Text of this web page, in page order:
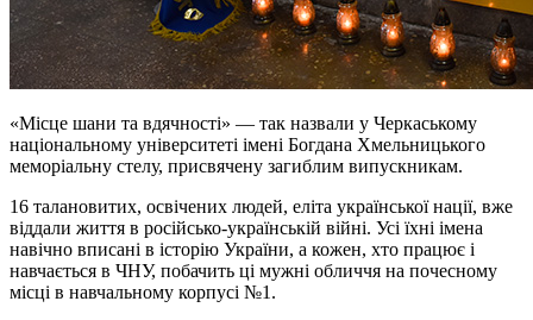
«Місце шани та вдячності» — так назвали у Черкаському
національному університеті імені Богдана Хмельницького
меморіальну стелу, присвячену загиблим випускникам.
16 талановитих, освічених людей, еліта української нації, вже
віддали життя в російсько-українській війні. Усі їхні імена
навічно вписані в історію України, а кожен, хто працює і
навчається в ЧНУ, побачить ці мужні обличчя на почесному
місці в навчальному корпусі №1.